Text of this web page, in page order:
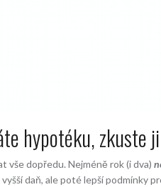
hypotéku, zkuste
vše dopředu. Nejméně rok (i dva)
vyšší daň, ale poté lepší podmínky